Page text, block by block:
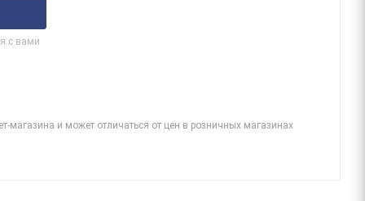
с вами
магазина и может отличаться от цен в розничных магазинах